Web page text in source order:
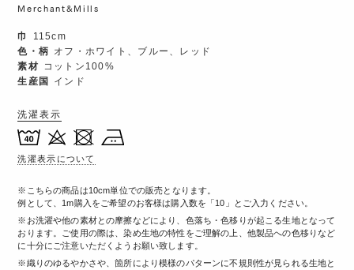
Merchant&Mills
巾
115cm
色・柄 オフ・ホワイト、ブルー、レッド
素材 コットン100%
生産国
インド
洗濯表示
洗濯表示について
こちらの商品は10cm単位での販売となります。
例として、1m購入をご希望のお客様は購入数を「10」とご入力ください。
お洗濯や他の素材との摩擦などにより、色落ち・色移りが起こる生地となって
おります。ご使用の際は、染め生地の特性をご理解の上、他製品への色移りなど
に十分にご注意いただくようお願い致します。
織りのゆるやかさや、箇所により模様のパターンに不規則性が見られる生地と